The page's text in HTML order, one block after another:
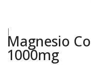
|
Magnesio
1000mg